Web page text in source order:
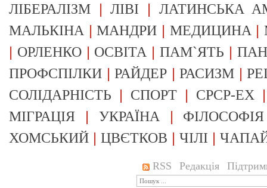
ЛІБЕРАЛІЗМ |ЛІВІ | ЛАТИНСЬКА
МАЛЬКІНА |МАНДРИ | МЕДИЦИНА |
| ОРЛЕНКО| ОСВІТА |ПАМ`ЯТЬ |
ПРОФСПІЛКИ |РАЙДЕР |РАСИЗМ |
СОЛІДАРНІСТЬ | СПОРТ | СРСР-EX
МІГРАЦІЯ | УКРАЇНА | ФІЛОСОФІЯ
ХОМСЬКИЙ | ЦВЄТКОВ | ЧІЛІ |
RSS Редакція